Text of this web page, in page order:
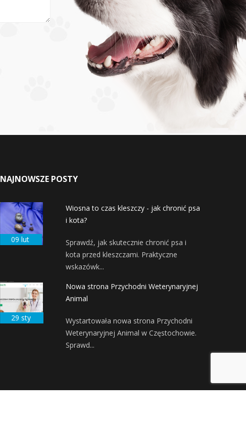
NAJNOWSZE POSTY
09 lut
Wiosna to czas kleszczy - jak chronić psa
i kota?
Sprawdź, jak skutecznie chronić psa i
kota przed kleszczami. Praktyczne
wskazówk...
29 sty
Nowa strona Przychodni Weterynaryjnej
Animal
Wystartowała nowa strona Przychodni
Weterynaryjnej Animal w Częstochowie.
Sprawd...